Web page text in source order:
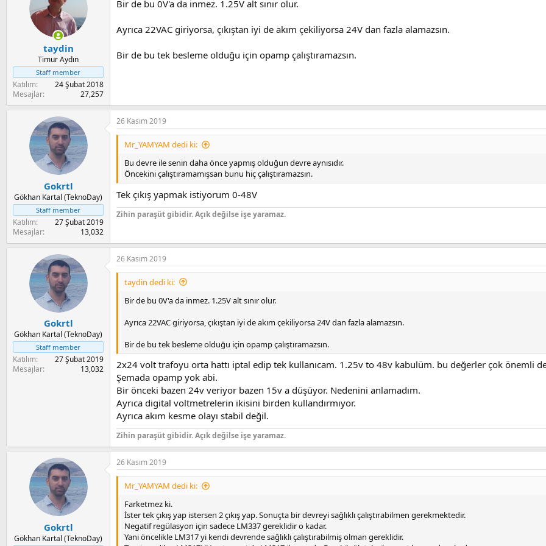
taydin
Timur Aydın
Staff member
Katılım
24 Şubat 2018
Mesajlar
27,257
Bir de bu 0V'a da inmez. 1.25V alt sınır olur.
Ayrıca 22VAC giriyorsa, çıkıştan iyi de akım çekiliyorsa 24V dan fazla alamazsın.
Bir de bu tek besleme olduğu için opamp çalıştıramazsın.
Gokrtl
Gökhan Kartal (TeknoDay)
Staff member
Katılım
27 Şubat 2019
Mesajlar
13,032
26 Kasım 2019
Mr_YAMYAM dedi ki:
Bu devre ile senin daha önce yapmış olduğun devre aynısıdır.
Öncekini çalıştıramamışsan bunu hiç çalıştıramazsın.
Tek çıkış yapmak istiyorum 0-48V
Zihin paraşüt gibidir. Açık değilse işe yaramaz.
Gokrtl
Gökhan Kartal (TeknoDay)
Staff member
Katılım
27 Şubat 2019
Mesajlar
13,032
26 Kasım 2019
taydin dedi ki:
Bir de bu 0V'a da inmez. 1.25V alt sınır olur.
Ayrıca 22VAC giriyorsa, çıkıştan iyi de akım çekiliyorsa 24V dan fazla alamazsın.
Bir de bu tek besleme olduğu için opamp çalıştıramazsın.
2x24 volt trafoyu orta hattı iptal edip tek kullanıcam. 1.25v to 48v kabulüm. bu değerler çok önemli
Şemada opamp yok abi.
Bir önceki bazen 24v veriyor bazen 15v a düşüyor. Nedenini anlamadım.
Ayrıca digital voltmetrelerin ikisini birden kullandırmıyor.
Ayrıca akım kesme olayı stabil değil.
Zihin paraşüt gibidir. Açık değilse işe yaramaz.
Gokrtl
Gökhan Kartal (TeknoDay)
26 Kasım 2019
Mr_YAMYAM dedi ki:
Farketmez ki.
İster tek çıkış yap istersen 2 çıkış yap. Sonuçta bir devreyi sağlıklı çalıştırabilmen gerekmektedir.
Negatif regülasyon için sadece LM337 gereklidir o kadar.
Yani öncelikle LM317 yi kendi devrende sağlıklı çalıştırabilmiş olman gereklidir.